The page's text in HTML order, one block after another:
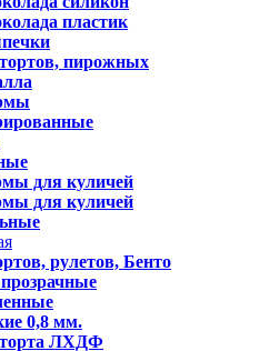
пластик
пирожных
для куличей
для куличей
рулетов, Бенто
0,8 мм.
ЛХДФ